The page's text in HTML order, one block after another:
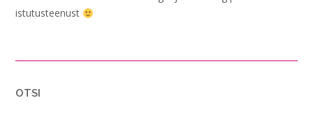
istutusteenust
OTSI